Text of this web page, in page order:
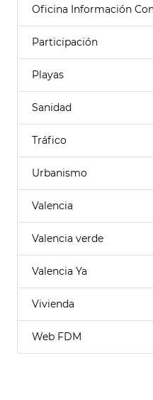
Oficina Información
Participación
Playas
Sanidad
Tráfico
Urbanismo
Valencia
Valencia verde
Valencia Ya
Vivienda
Web FDM